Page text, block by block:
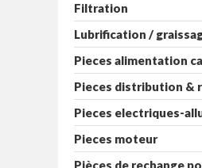
Filtration
Lubrification /
Pieces alimentation
Pieces distribution &
Pieces electriques-
Pieces moteur
Pièces de rechange